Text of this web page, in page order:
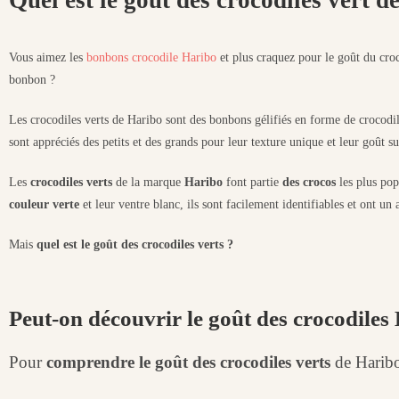
Vous aimez les bonbons crocodile Haribo et plus craquez pour le goût du
bonbon ?
Les crocodiles verts de Haribo sont des bonbons gélifiés en forme de
sont appréciés des petits et des grands pour leur texture unique et leur goût
Les crocodiles verts de la marque Haribo font partie des crocos les plus
couleur verte et leur ventre blanc, ils sont facilement identifiables et ont un
Mais quel est le goût des crocodiles verts ?
Peut-on découvrir le goût des
Pourcomprendre le goût des crocodiles verts de